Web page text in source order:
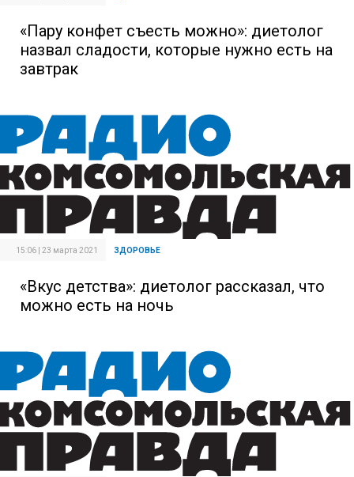
«Пару конфет съесть можно»: диетолог
назвал сладости, которые нужно есть на
завтрак
15:06 | 23 марта 2021 ЗДОРОВЬЕ
«Вкус детства»: диетолог рассказал, что
можно есть на ночь